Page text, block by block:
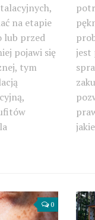
na etapie
lub przed
pojawi się
tym
jest
0